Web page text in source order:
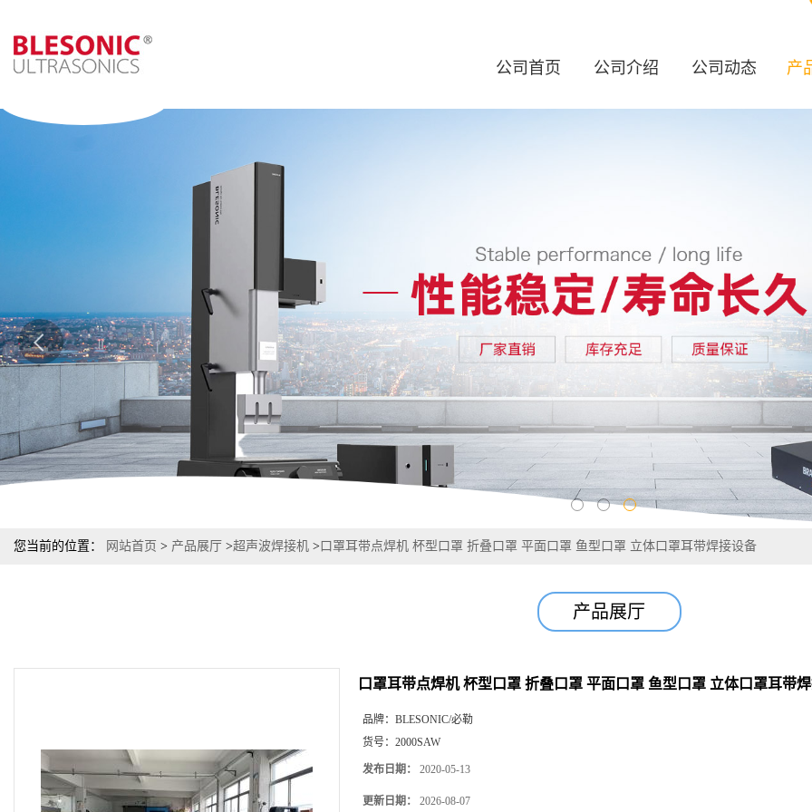
公司首页 公司介绍 公司动态 产
您当前的位置： 网站首页 > 产品展厅 >超声波焊接机 > 口罩耳带点焊机 杯型口罩 折叠口罩 平面口罩 鱼型口罩 立体口罩耳带焊接设备
产品展厅
口罩耳带点焊机 杯型口罩 折叠口罩 平面口罩 鱼型口罩 立体口罩耳带
品牌： BLESONIC/必勒
货号： 2000SAW
发布日期： 2020-05-13
更新日期： 2026-08-07